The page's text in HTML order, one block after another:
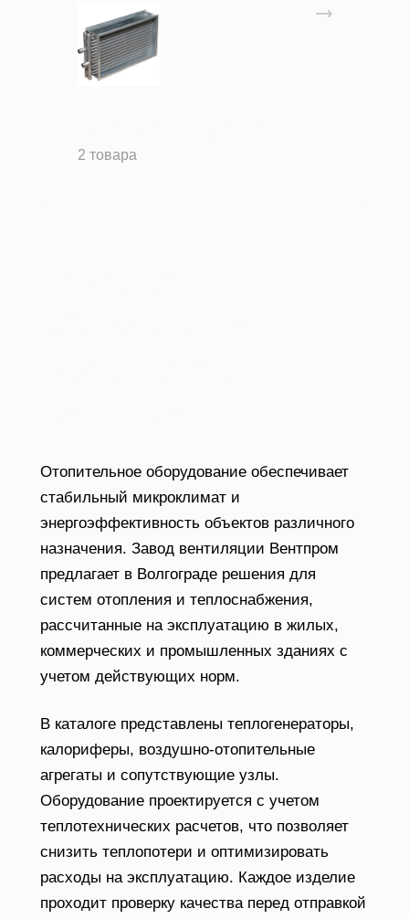
2 товара
Отопительное оборудование обеспечивает
стабильный микроклимат и
энергоэффективность объектов различного
назначения. Завод вентиляции Вентпром
предлагает в Волгограде решения для
систем отопления и теплоснабжения,
рассчитанные на эксплуатацию в жилых,
коммерческих и промышленных зданиях с
учетом действующих норм.
В каталоге представлены теплогенераторы,
калориферы, воздушно-отопительные
агрегаты и сопутствующие узлы.
Оборудование проектируется с учетом
теплотехнических расчетов, что позволяет
снизить теплопотери и оптимизировать
расходы на эксплуатацию. Каждое изделие
проходит проверку качества перед отправкой